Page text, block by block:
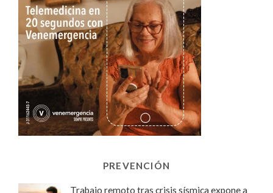
PREVENCIÓN
Trabajo remoto tras crisis sísmica expone a